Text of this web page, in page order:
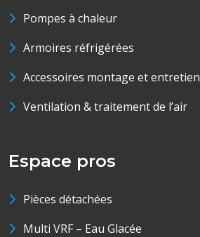
Pompes à chaleur
Armoires réfrigérées
Accessoires montage et entretien
Ventilation & traitement de l’air
Espace pros
Pièces détachées
Multi VRF – Eau Glacée